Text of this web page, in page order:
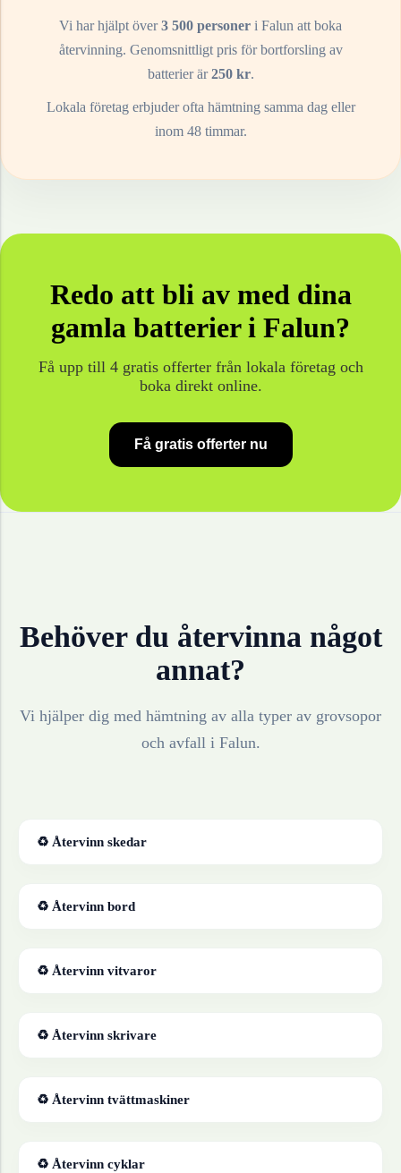
Vi har hjälpt över3 500 personer i Falun att boka
återvinning. Genomsnittligt pris för bortforsling av
batterierär250kr.
Lokala företag erbjuder ofta hämtning samma dag eller
inom 48 timmar.
Redo att bli av med dina
gamla batterieri Falun?
Få upp till 4 gratis offerter från lokala företag och
boka direkt online.
Få gratis offerter nu
Behöver du återvinna något
annat?
Vi hjälper dig med hämtning av alla typer av grovsopor
och avfall i Falun.
♻ Återvinn skedar
♻ Återvinn bord
♻ Återvinn vitvaror
♻ Återvinn skrivare
♻ Återvinn tvättmaskiner
♻ Återvinn cyklar